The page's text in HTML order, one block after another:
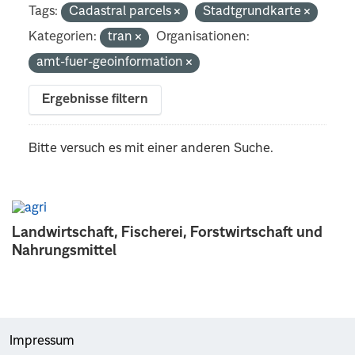
Landwirtschaft, Fischerei, Forstwirtschaft und
Nahrungsmittel
Tags: Cadastral parcels
Stadtgrundkarte
Kategorien:
tran
Organisationen:
amt-fuer-geoinformation
Ergebnisse filtern
Bitte versuch es mit einer anderen Suche.
Impressum